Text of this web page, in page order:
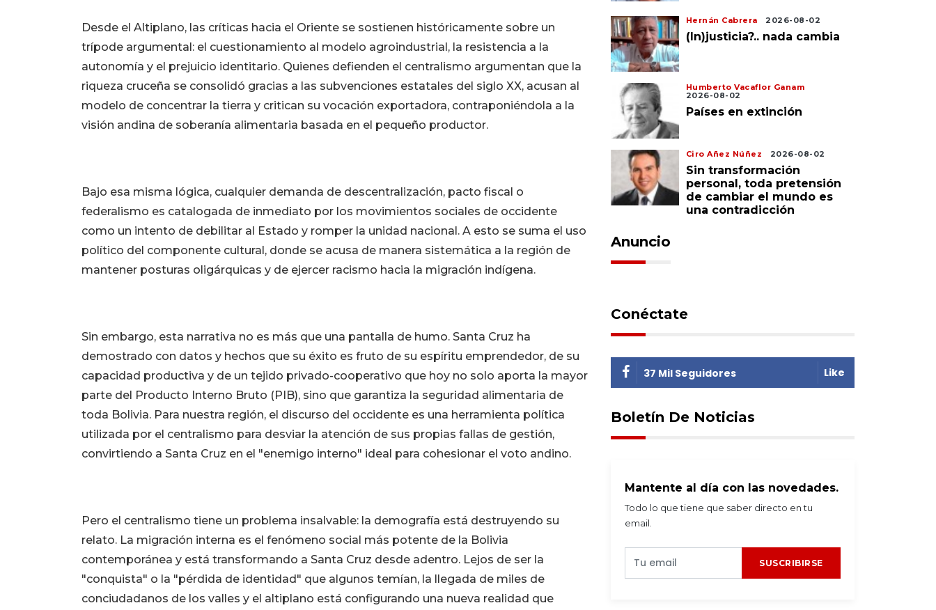
Desde el Altiplano, las críticas hacia el Oriente se sostienen históricamente sobre un
trípode argumental: el cuestionamiento al modelo agroindustrial, la resistencia a la
autonomía y el prejuicio identitario. Quienes defienden el centralismo argumentan que la
riqueza cruceña se consolidó gracias a las subvenciones estatales del siglo XX, acusan al
modelo de concentrar la tierra y critican su vocación exportadora, contraponiéndola a la
visión andina de soberanía alimentaria basada en el pequeño productor.
Bajo esa misma lógica, cualquier demanda de descentralización, pacto fiscal o
federalismo es catalogada de inmediato por los movimientos sociales de occidente
como un intento de debilitar al Estado y romper la unidad nacional. A esto se suma el uso
político del componente cultural, donde se acusa de manera sistemática a la región de
mantener posturas oligárquicas y de ejercer racismo hacia la migración indígena.
Sin embargo, esta narrativa no es más que una pantalla de humo. Santa Cruz ha
demostrado con datos y hechos que su éxito es fruto de su espíritu emprendedor, de su
capacidad productiva y de un tejido privado-cooperativo que hoy no solo aporta la mayor
parte del Producto Interno Bruto (PIB), sino que garantiza la seguridad alimentaria de
toda Bolivia. Para nuestra región, el discurso del occidente es una herramienta política
utilizada por el centralismo para desviar la atención de sus propias fallas de gestión,
convirtiendo a Santa Cruz en el "enemigo interno" ideal para cohesionar el voto andino.
Pero el centralismo tiene un problema insalvable: la demografía está destruyendo su
relato. La migración interna es el fenómeno social más potente de la Bolivia
contemporánea y está transformando a Santa Cruz desde adentro. Lejos de ser la
"conquista" o la "pérdida de identidad" que algunos temían, la llegada de miles de
conciudadanos de los valles y el altiplano está configurando una nueva realidad que
Hernán Cabrera 2026-08-02
(In)justicia?.. nada cambia
Humberto Vacaflor Ganam
2026-08-02
Países en extinción
Ciro Añez Núñez 2026-08-02
Sin transformación
personal, toda pretensión
de cambiar el mundo es
una contradicción
Anuncio
Conéctate
37 Mil Seguidores Like
Boletín De Noticias
Mantente al día con las novedades.
Todo lo que tiene que saber directo en tu
email.
SUSCRIBIRSE